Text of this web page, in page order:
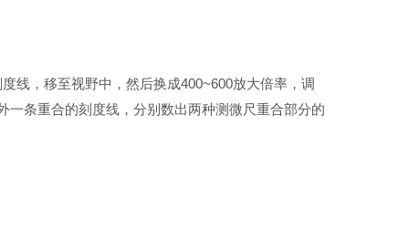
线，移至视野中，然后换成400~600放大倍率，调
条重合的刻度线，分别数出两种测微尺重合部分的